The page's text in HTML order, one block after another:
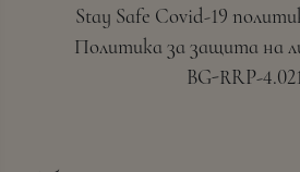
Stay Safe Covid-19
Политика за защита на
BG-RRP-